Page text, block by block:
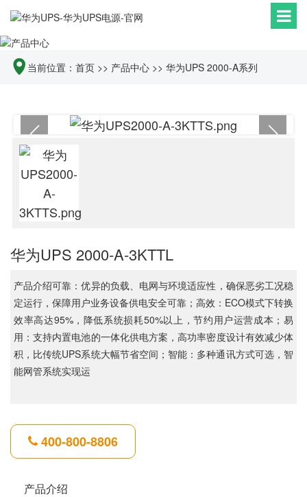
当前位置： 首页 >> 产品中心 >> 华为UPS 2000-A系列
华为UPS 2000-A-3KTTL
产品介绍可靠：优异的负载、电网与环境适应性，确保恶劣工况稳
定运行，保障用户业务设备供电安全可靠；高效：ECO模式下转换
效率高达95%，降低系统损耗50%以上，节约用户运营成本；易
用：支持内置电池的一体化供电方案，高功率密度设计有效减少体
积，比传统UPS系统大幅节省空间；智能：多种通讯方式可选，智
能网管系统实现运
400-800-8806
产品介绍